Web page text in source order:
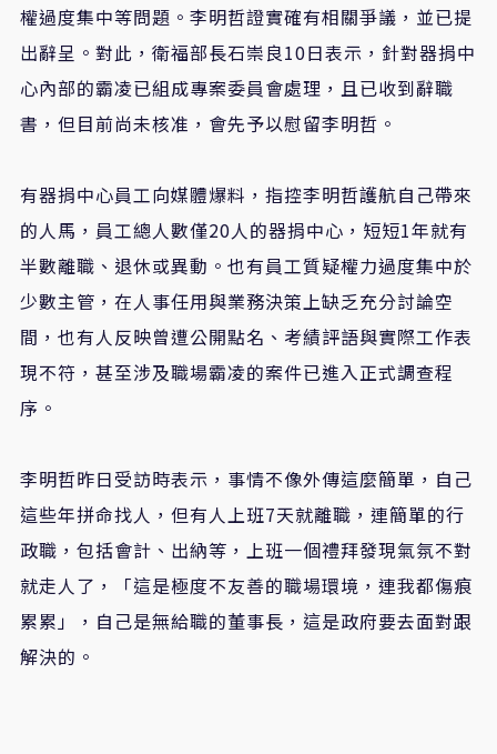
權過度集中等問題。李明哲證實確有相關爭議，並已提
出辭呈。對此，衛福部長石崇良10日表示，針對器捐中
心內部的霸凌已組成專案委員會處理，且已收到辭職
書，但目前尚未核准，會先予以慰留李明哲。
有器捐中心員工向媒體爆料，指控李明哲護航自己帶來
的人馬，員工總人數僅20人的器捐中心，短短1年就有
半數離職、退休或異動。也有員工質疑權力過度集中於
少數主管，在人事任用與業務決策上缺乏充分討論空
間，也有人反映曾遭公開點名、考績評語與實際工作表
現不符，甚至涉及職場霸凌的案件已進入正式調查程
序。
李明哲昨日受訪時表示，事情不像外傳這麼簡單，自己
這些年拼命找人，但有人上班7天就離職，連簡單的行
政職，包括會計、出納等，上班一個禮拜發現氣氛不對
就走人了，「這是極度不友善的職場環境，連我都傷痕
累累」，自己是無給職的董事長，這是政府要去面對跟
解決的。